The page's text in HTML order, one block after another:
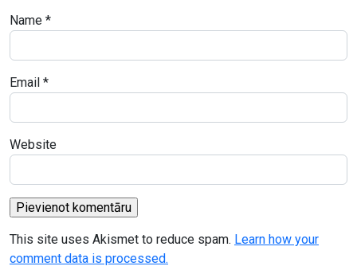
Name *
Email *
Website
This site uses Akismet to reduce spam. Learn how your
comment data is processed.